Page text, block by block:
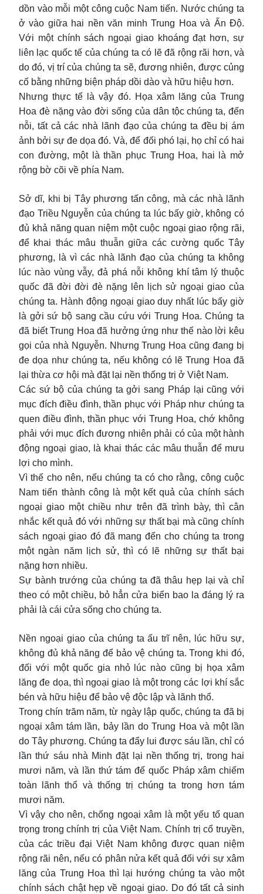
dồn vào mỗi một công cuộc Nam tiến. Nước chúng ta
ở vào giữa hai nền văn minh Trung Hoa và Ấn Độ.
Với một chính sách ngoại giao khoáng đạt hơn, sự
liên lạc quốc tế của chúng ta có lẽ đã rộng rãi hơn, và
do đó, vị trí của chúng ta sẽ, đương nhiên, được củng
cố bằng những biện pháp dồi dào và hữu hiệu hơn.
Nhưng thực tế là vậy đó. Họa xâm lăng của Trung
Hoa đè nặng vào đời sống của dân tộc chúng ta, đến
nỗi, tất cả các nhà lãnh đạo của chúng ta đều bị ám
ảnh bởi sự đe dọa đó. Và, để đối phó lại, họ chỉ có hai
con đường, một là thần phục Trung Hoa, hai là mở
rộng bờ cõi về phía Nam.
Sở dĩ, khi bị Tây phương tấn công, mà các nhà lãnh
đạo Triều Nguyễn của chúng ta lúc bấy giờ, không có
đủ khả năng quan niệm một cuộc ngoại giao rộng rãi,
để khai thác mâu thuẫn giữa các cường quốc Tây
phương, là vì các nhà lãnh đạo của chúng ta không
lúc nào vùng vẫy, đả phá nỗi không khí tâm lý thuộc
quốc đã đời đời đè nặng lên lịch sử ngoại giao của
chúng ta. Hành động ngoại giao duy nhất lúc bấy giờ
là gởi sứ bộ sang cầu cứu với Trung Hoa. Chúng ta
đã biết Trung Hoa đã hưởng ứng như thế nào lời kêu
gọi của nhà Nguyễn. Nhưng Trung Hoa cũng đang bị
đe dọa như chúng ta, nếu không có lẽ Trung Hoa đã
lại thừa cơ hội mà đặt lại nền thống trị ở Việt Nam.
Các sứ bộ của chúng ta gởi sang Pháp lại cũng với
mục đích điều đình, thần phục với Pháp như chúng ta
quen điều đình, thần phục với Trung Hoa, chớ không
phải với mục đích đương nhiên phải có của một hành
động ngoại giao, là khai thác các mâu thuẫn để mưu
lợi cho mình.
Vì thế cho nên, nếu chúng ta có cho rằng, công cuộc
Nam tiến thành công là một kết quả của chính sách
ngoại giao một chiều như trên đã trình bày, thì cân
nhắc kết quả đó với những sự thất bại mà cũng chính
sách ngoại giao đó đã mang đến cho chúng ta trong
một ngàn năm lịch sử, thì có lẽ những sự thất bại
nặng hơn nhiều.
Sự bành trướng của chúng ta đã thâu hẹp lại và chỉ
theo có một chiều, bỏ hẳn cửa biển bao la đáng lý ra
phải là cái cửa sống cho chúng ta.
Nền ngoại giao của chúng ta ấu trĩ nên, lúc hữu sự,
không đủ khả năng để bảo vệ chúng ta. Trong khi đó,
đối với một quốc gia nhỏ lúc nào cũng bị họa xâm
lăng đe dọa, thì ngoại giao là một trong các lợi khí sắc
bén và hữu hiệu để bảo vệ độc lập và lãnh thổ.
Trong chín trăm năm, từ ngày lập quốc, chúng ta đã bị
ngoại xâm tám lần, bảy lần do Trung Hoa và một lần
do Tây phương. Chúng ta đẩy lui được sáu lần, chỉ có
lần thứ sáu nhà Minh đặt lại nền thống trị, trong hai
mươi năm, và lần thứ tám đế quốc Pháp xâm chiếm
toàn lãnh thổ và thống trị chúng ta trong hơn tám
mươi năm.
Vì vậy cho nên, chống ngoại xâm là một yếu tố quan
trọng trong chính trị của Việt Nam. Chính trị cổ truyền,
của các triều đại Việt Nam không được quan niệm
rộng rãi nên, nếu có phân nửa kết quả đối với sự xâm
lăng của Trung Hoa thì lại hướng chúng ta vào một
chính sách chật hẹp về ngoại giao. Do đó tất cả sinh